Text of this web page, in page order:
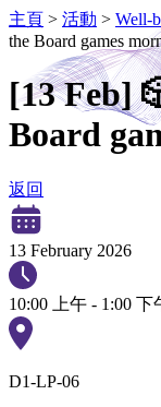
主頁 > 活動 > Well-
the Board games
[13 Feb]
Board
返回
13 February 2026
10:00 上午 - 1:00 下
D1-LP-06